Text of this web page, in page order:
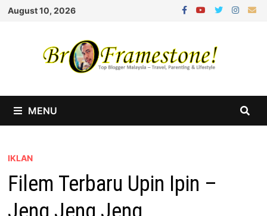
Skip
August 10, 2026
MENU
IKLAN
Filem Terbaru Upin Ipin –
Jeng Jeng Jeng